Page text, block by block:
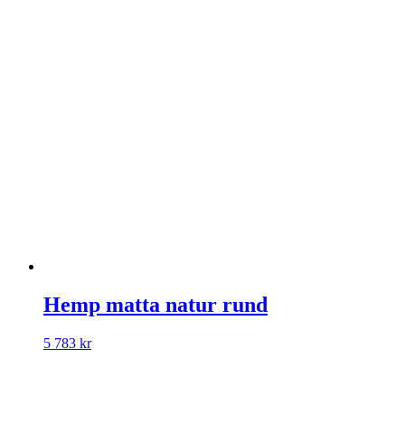
Hemp matta natur rund
5 783 kr